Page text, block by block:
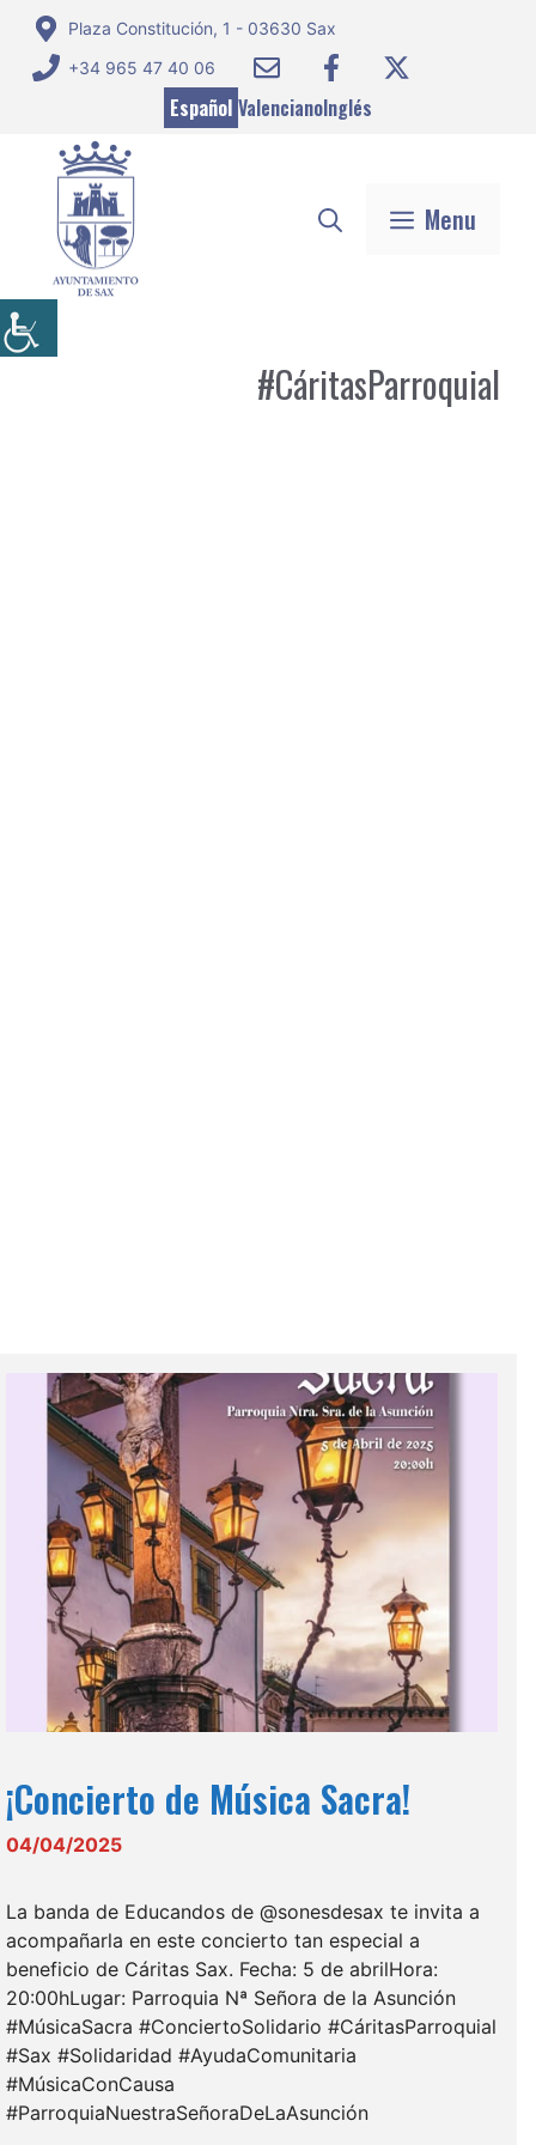
Saltar
contenido
Plaza Constitución, 1 - 03630 Sax
+34 965 47 40 06
Español ValencianoInglés
Menu
#CáritasParroquial
¡Concierto de Música Sacra!
04/04/2025
La banda de Educandos de @sonesdesax te invita a
acompañarla en este concierto tan especial a
beneficio de Cáritas Sax. Fecha: 5 de abrilHora:
20:00hLugar: Parroquia Nª Señora de la Asunción
#MúsicaSacra #ConciertoSolidario #CáritasParroquial
#Sax #Solidaridad #AyudaComunitaria
#MúsicaConCausa
#ParroquiaNuestraSeñoraDeLaAsunción